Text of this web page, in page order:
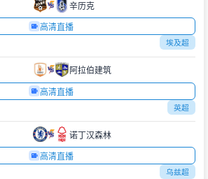
辛历克
高清直播
埃及超
阿拉伯建筑
高清直播
英超
诺丁汉森林
高清直播
乌兹超